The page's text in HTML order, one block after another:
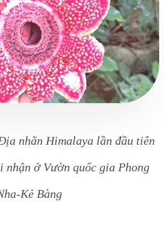
nhãn Himalaya lần đầu tiên
nhận ở Vườn quốc gia Phong
Kẻ Bàng